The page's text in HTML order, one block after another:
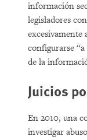
información
legisladores
excesivamente
configurarse
de la
Juicios
En 2010, una
investigar